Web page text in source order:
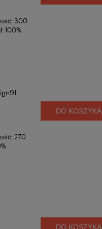
300
100%
270
DO KOSZYKA
DO KOSZYKA